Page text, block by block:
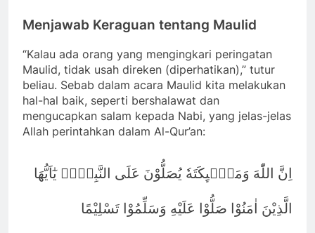
Menjawab Keraguan tentang Maulid
“Kalau ada orang yang mengingkari peringatan
Maulid, tidak usah direken (diperhatikan),” tutur
beliau. Sebab dalam acara Maulid kita melakukan
hal-hal baik, seperti bershalawat dan
mengucapkan salam kepada Nabi, yang jelas-jelas
Allah perintahkan dalam Al-Qur’an:
اِنَّ اللّٰهَ وَمَلٰۤىِٕكَتَهٗ يُصَلُّوْنَ عَلَى النَّبِيِّۗ يٰٓاَيُّهَا
الَّذِيْنَ اٰمَنُوْا صَلُّوْا عَلَيْهِ وَسَلِّمُوْا تَسْلِيْمًا